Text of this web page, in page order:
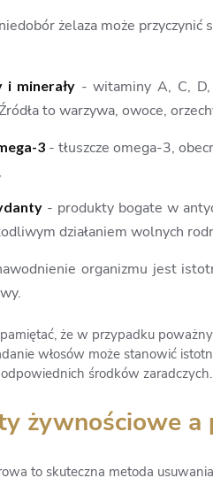
żelaza może przyczynić
i minerały- witaminy A, C, D,
to warzywa, owoce,
3 - tłuszcze omega-3,
- produkty bogate w
działaniem wolnych
organizmu jest
że w przypadku
włosów może stanowić
środków zaradczych.
żywnościowe
to skuteczna metoda